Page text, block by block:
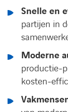
Snelle en
partijen in
Moderne
productie-
kosten-